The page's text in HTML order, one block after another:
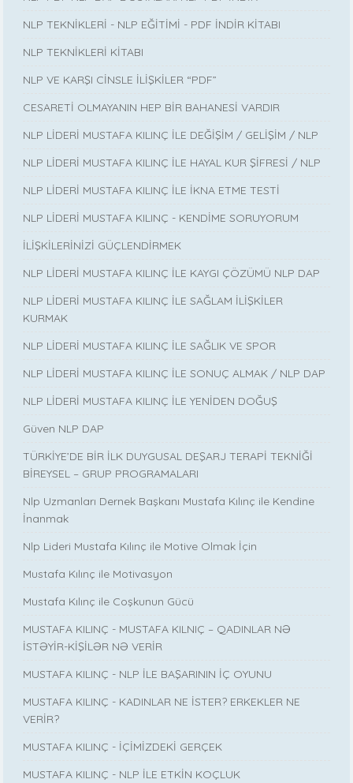
NLP TEKNİKLERİ - NLP EĞİTİMİ - PDF İNDİR KİTABI
NLP TEKNİKLERİ KİTABI
NLP VE KARŞI CİNSLE İLİŞKİLER “PDF”
CESARETİ OLMAYANIN HEP BİR BAHANESİ VARDIR
NLP LİDERİ MUSTAFA KILINÇ İLE DEĞİŞİM / GELİŞİM / NLP
NLP LİDERİ MUSTAFA KILINÇ İLE HAYAL KUR ŞİFRESİ / NLP
NLP LİDERİ MUSTAFA KILINÇ İLE İKNA ETME TESTİ
NLP LİDERİ MUSTAFA KILINÇ - KENDİME SORUYORUM
İLİŞKİLERİNİZİ GÜÇLENDİRMEK
NLP LİDERİ MUSTAFA KILINÇ İLE KAYGI ÇÖZÜMÜ NLP DAP
NLP LİDERİ MUSTAFA KILINÇ İLE SAĞLAM İLİŞKİLER
KURMAK
NLP LİDERİ MUSTAFA KILINÇ İLE SAĞLIK VE SPOR
NLP LİDERİ MUSTAFA KILINÇ İLE SONUÇ ALMAK / NLP DAP
NLP LİDERİ MUSTAFA KILINÇ İLE YENİDEN DOĞUŞ
Güven NLP DAP
TÜRKİYE’DE BİR İLK DUYGUSAL DEŞARJ TERAPİ TEKNİĞİ
BİREYSEL – GRUP PROGRAMALARI
Nlp Uzmanları Dernek Başkanı Mustafa Kılınç ile Kendine
İnanmak
Nlp Lideri Mustafa Kılınç ile Motive Olmak İçin
Mustafa Kılınç ile Motivasyon
Mustafa Kılınç ile Coşkunun Gücü
MUSTAFA KILINÇ - MUSTAFA KILNIÇ – QADINLAR NƏ
İSTƏYİR-KİŞİLƏR NƏ VERİR
MUSTAFA KILINÇ - NLP İLE BAŞARININ İÇ OYUNU
MUSTAFA KILINÇ - KADINLAR NE İSTER? ERKEKLER NE
VERİR?
MUSTAFA KILINÇ - İÇİMİZDEKİ GERÇEK
MUSTAFA KILINÇ - NLP İLE ETKİN KOÇLUK